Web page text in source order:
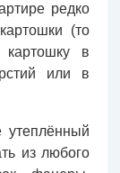
редко
(то
в
или в
утеплённый
из любого